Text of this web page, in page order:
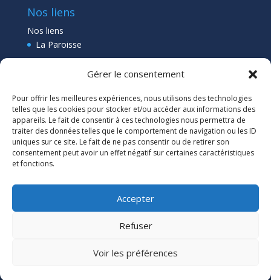
Gérer le consentement
Pour offrir les meilleures expériences, nous utilisons des technologies
telles que les cookies pour stocker et/ou accéder aux informations des
appareils. Le fait de consentir à ces technologies nous permettra de
traiter des données telles que le comportement de navigation ou les ID
uniques sur ce site. Le fait de ne pas consentir ou de retirer son
consentement peut avoir un effet négatif sur certaines caractéristiques
et fonctions.
Accepter
Refuser
Voir les préférences
Nos liens
Nos liens
La Paroisse
Ecole Pléneuf Val André–Erquy – Planguenoual
Lien admin